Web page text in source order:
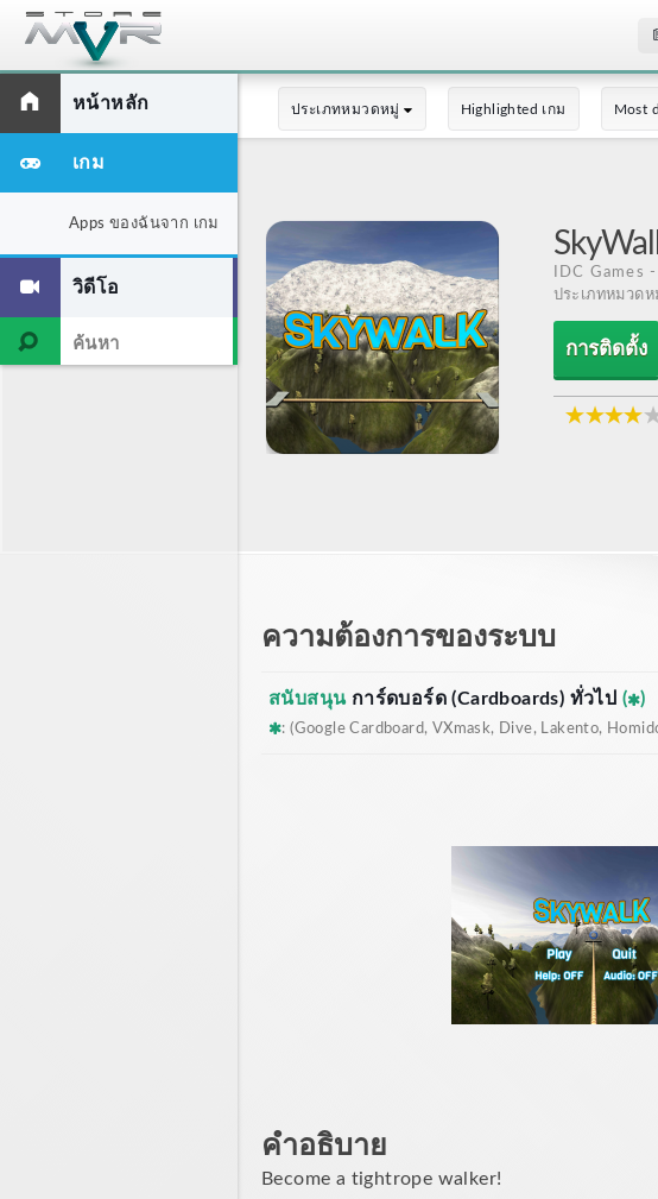
หน้าหลัก
เกม
Apps ของฉันจาก เกม
วิดีโอ
ประเภทหมวดหมู่ Highlighted เกม Most
IDC Games
ประเภทหมวด
การติดตั้ง
ความต้องการของระบบ
สนับสนุน การ์ดบอร์ด (Cardboards) ทั่วไป ( )
: (Google Cardboard, VXmask, Dive, Lakento,
คำอธิบาย
Become a tightrope walker!